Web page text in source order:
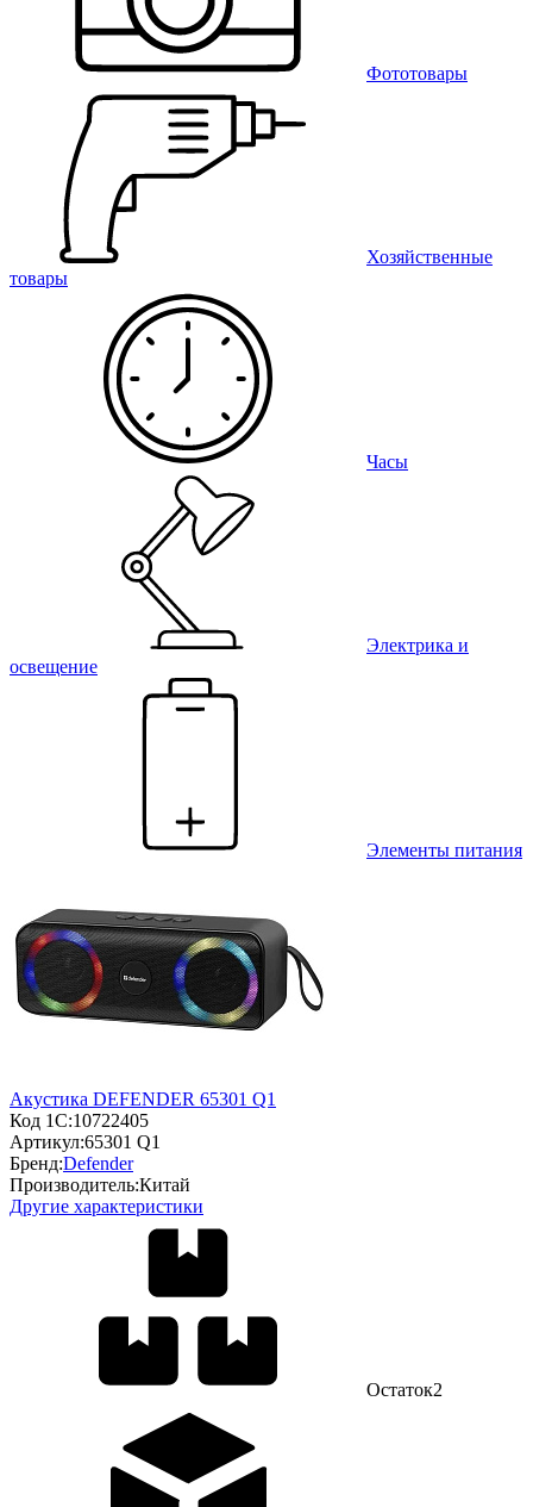
Фототовары
Хозяйственные
товары
Часы
Электрика и
освещение
Элементы питания
Акустика DEFENDER 65301 Q1
Код 1С:10722405
Артикул:65301 Q1
Бренд:Defender
Производитель:Китай
Другие характеристики
Остаток2